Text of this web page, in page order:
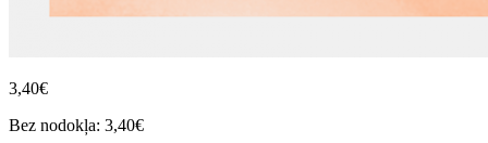
3,40€
Bez nodokļa: 3,40€